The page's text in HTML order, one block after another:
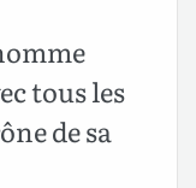
tous les
de sa